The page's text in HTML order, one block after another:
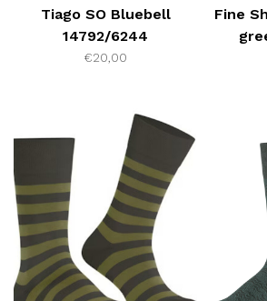
Tiago SO Bluebell
14792/6244
€20,00
Fine